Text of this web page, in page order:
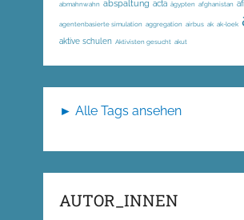
abmahnwahn abspaltung acta ägypten afghanistan
agentenbasierte simulation aggregation airbus ak ak-loek
aktive schulen Aktivisten gesucht akut
► Alle Tags ansehen
AUTOR_INNEN